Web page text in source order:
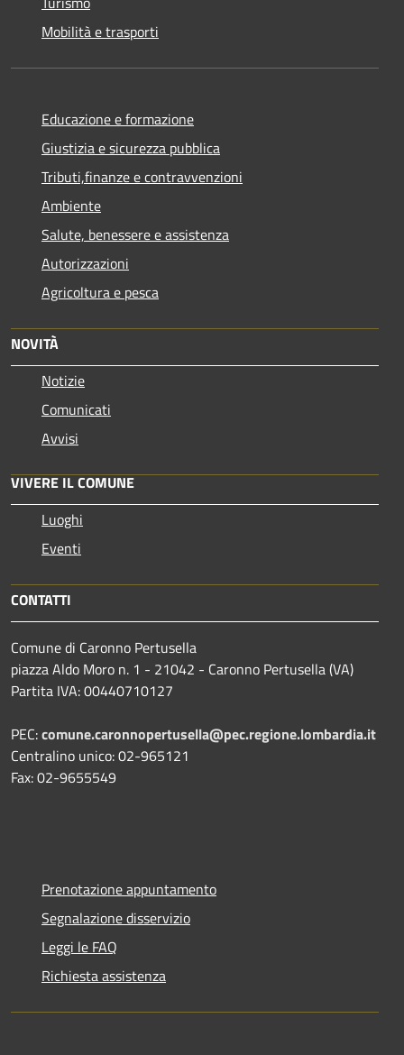
Mobilità e trasporti
Educazione e formazione
Giustizia e sicurezza pubblica
Tributi,finanze e contravvenzioni
Ambiente
Salute, benessere e assistenza
Autorizzazioni
Agricoltura e pesca
NOVITÀ
Notizie
Comunicati
Avvisi
VIVERE IL COMUNE
Luoghi
Eventi
CONTATTI
Comune di Caronno Pertusella
piazza Aldo Moro n. 1 - 21042 - Caronno Pertusella (VA)
Partita IVA: 00440710127
PEC:comune.caronnopertusella@pec.regione.lombardia.it
Centralino unico: 02-965121
Fax: 02-9655549
Prenotazione appuntamento
Segnalazione disservizio
Leggi le FAQ
Richiesta assistenza